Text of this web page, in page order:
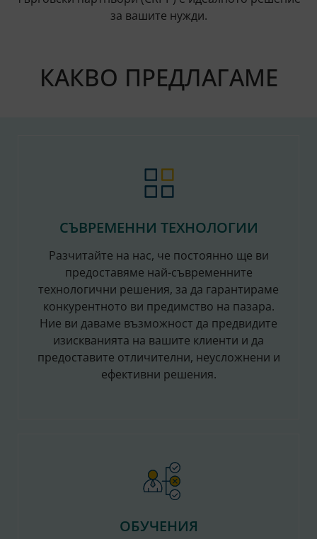
за вашите нужди.
КАКВО ПРЕДЛАГАМЕ
СЪВРЕМЕННИ ТЕХНОЛОГИИ
Разчитайте на нас, че постоянно ще ви
предоставяме най-съвременните
технологични решения, за да гарантираме
конкурентното ви предимство на пазара.
Ние ви даваме възможност да предвидите
изискванията на вашите клиенти и да
предоставите отличителни, неусложнени и
ефективни решения.
ОБУЧЕНИЯ